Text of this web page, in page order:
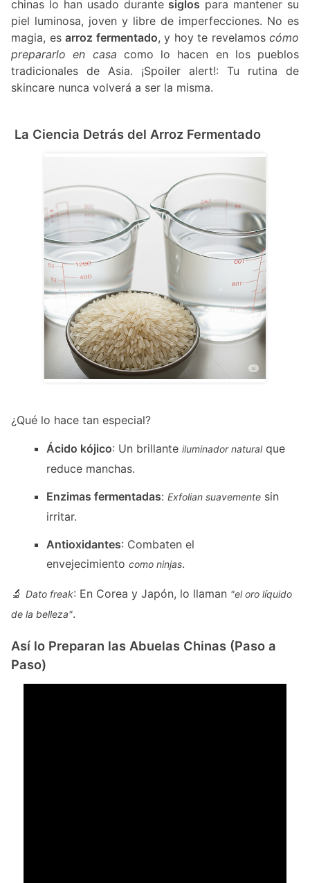
chinas lo han usado durante siglos para mantener su
piel luminosa, joven y libre de imperfecciones. No es
magia, es arroz fermentado, y hoy te revelamos cómo
prepararlo en casa como lo hacen en los pueblos
tradicionales de Asia. ¡Spoiler alert!: Tu rutina de
skincare nunca volverá a ser la misma.
La Ciencia Detrás del Arroz Fermentado
¿Qué lo hace tan especial?
Ácido kójico: Un brillanteiluminador naturalque
reduce manchas.
Enzimas fermentadas:Exfolian suavemente sin
irritar.
Antioxidantes: Combaten el
envejecimientocomo ninjas.
🔬 Dato freak: En Corea y Japón, lo llaman "el oro líquido
de la belleza".
Así lo Preparan las Abuelas Chinas (Paso a
Paso)